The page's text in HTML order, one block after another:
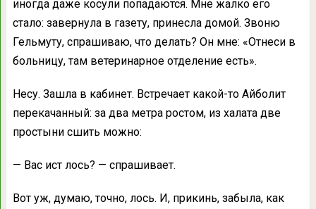
иногда даже косули попадаются. Мне жалко его
стало: завернула в газету, принесла домой. Звоню
Гельмуту, спрашиваю, что делать? Он мне: «Отнеси в
больницу, там ветеринарное отделение есть».
Несу. Зашла в кабинет. Встречает какой-то Айболит
перекачанный: за два метра ростом, из халата две
простыни сшить можно:
— Вас ист лось? — спрашивает.
Вот уж, думаю, точно, лось. И, прикинь, забыла, как